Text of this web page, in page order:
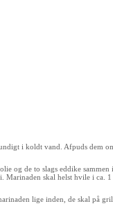
i koldt vand. Afpuds dem
og de to slags eddike
skal helst hvile i ca. 1
lige inden, de skal på